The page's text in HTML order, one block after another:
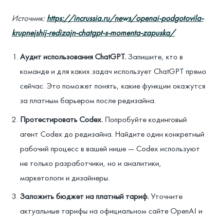
Источник:https://incrussia.ru/news/openai-podgotovila-
krupnejshij-redizajn-chatgpt-s-momenta-zapuska/
Аудит использования ChatGPT.Запишите, кто в
команде и для каких задач использует ChatGPT прямо
сейчас. Это поможет понять, какие функции окажутся
за платным барьером после редизайна.
Протестировать Codex. Попробуйте кодинговый
агент Codex до редизайна. Найдите один конкретный
рабочий процесс в вашей нише — Codex используют
не только разработчики, но и аналитики,
маркетологи и дизайнеры.
Заложить бюджет на платный тариф.Уточните
актуальные тарифы на официальном сайте OpenAI и